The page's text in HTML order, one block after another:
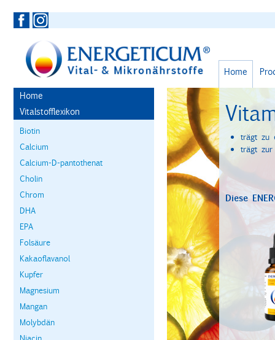
Home
Home
Vitalstofflexikon
Biotin
Calcium
Calcium-D-pantothenat
Cholin
Chrom
DHA
EPA
Folsäure
Kakaoflavanol
Kupfer
Magnesium
Mangan
Molybdän
trägt zu
trägt zur
Diese